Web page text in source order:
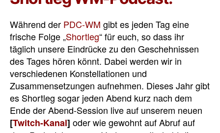
Während der PDC-WM gibt es jeden Tag eine
frische Folge „Shortleg“ für euch, so dass ihr
täglich unsere Eindrücke zu den Geschehnissen
des Tages hören könnt. Dabei werden wir in
verschiedenen Konstellationen und
Zusammensetzungen aufnehmen. Dieses Jahr gibt
es Shortleg sogar jeden Abend kurz nach dem
Ende der Abend-Session live auf unserem neuen
[Twitch-Kanal] oder wie gewohnt auf Abruf auf